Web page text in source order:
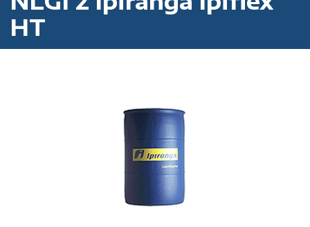
HT